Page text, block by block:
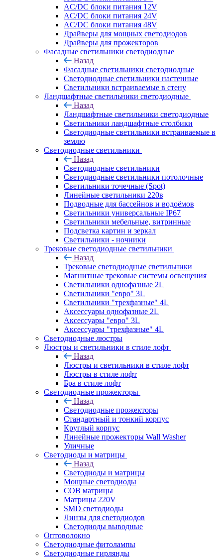
AC/DC блоки питания 12V
AC/DC блоки питания 24V
AC/DC блоки питания 48V
Драйверы для мощных светодиодов
Драйверы для прожекторов
Фасадные светильники светодиодные
Назад
Фасадные светильники светодиодные
Светодиодные светильники настенные
Светильники встраиваемые в стену
Ландшафтные светильники светодиодные
Назад
Ландшафтные светильники светодиодные
Светильники ландшафтные столбики
Светодиодные светильники встраиваемые в
землю
Светодиодные светильники
Назад
Светодиодные светильники
Светодиодные светильники потолочные
Светильники точечные (Spot)
Линейные светильники 220в
Подводные для бассейнов и водоёмов
Светильники универсальные IP67
Светильники мебельные, витринные
Подсветка картин и зеркал
Светильники - ночники
Трековые светодиодные светильники
Назад
Трековые светодиодные светильники
Магнитные трековые системы освещения
Светильники однофазные 2L
Светильники "евро" 3L
Светильники "трехфазные" 4L
Аксессуары однофазные 2L
Аксессуары "евро" 3L
Аксессуары "трехфазные" 4L
Светодиодные люстры
Люстры и светильники в стиле лофт
Назад
Люстры и светильники в стиле лофт
Люстры в стиле лофт
Бра в стиле лофт
Светодиодные прожекторы
Назад
Светодиодные прожекторы
Стандартный и тонкий корпус
Круглый корпус
Линейные прожекторы Wall Washer
Уличные
Светодиоды и матрицы
Назад
Светодиоды и матрицы
Мощные светодиоды
COB матрицы
Матрицы 220V
SMD светодиоды
Линзы для светодиодов
Светодиоды выводные
Оптоволокно
Светодиодные фитолампы
Светодиодные гирлянды